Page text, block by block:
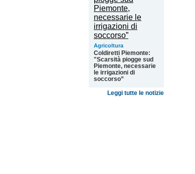
Agricoltura
Coldiretti Piemonte:
"Scarsità piogge sud
Piemonte, necessarie
le irrigazioni di
soccorso”
Leggi tutte le notizie